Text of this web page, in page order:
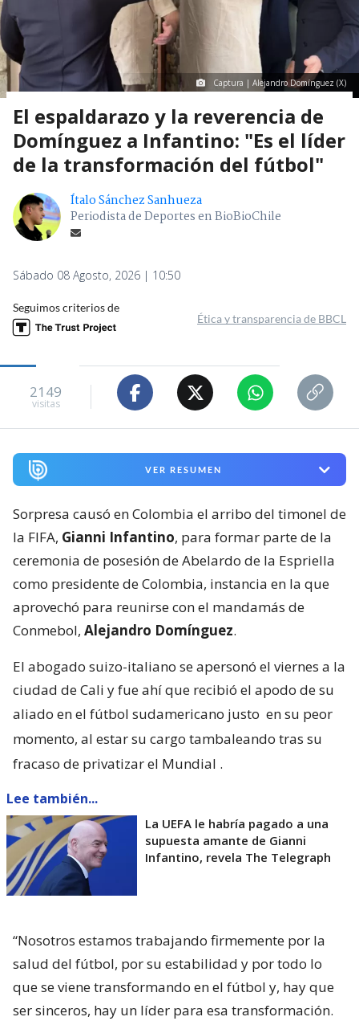
Captura | Alejandro Domínguez (X)
El espaldarazo y la reverencia de
Domínguez a Infantino: "Es el líder
de la transformación del fútbol"
Ítalo Sánchez Sanhueza
Periodista de Deportes en BioBioChile
Sábado 08 Agosto, 2026 | 10:50
Seguimos criterios de
Ética y transparencia de BBCL
2149
visitas
VER RESUMEN
Sorpresa causó en Colombia el arribo del timonel de
la FIFA, Gianni Infantino, para formar parte de la
ceremonia de posesión de Abelardo de la Espriella
como presidente de Colombia, instancia en la que
aprovechó para reunirse con el mandamás de
Conmebol, Alejandro Domínguez.
El abogado suizo-italiano se apersonó el viernes a la
ciudad de Cali y fue ahí que recibió el apodo de su
aliado en el fútbol sudamericano justo en su peor
momento, al estar su cargo tambaleando tras su
fracaso de privatizar el Mundial .
Lee también...
La UEFA le habría pagado a una
supuesta amante de Gianni
Infantino, revela The Telegraph
“Nosotros estamos trabajando firmemente por la
salud del fútbol, por su estabilidad y por todo lo
que se viene transformando en el fútbol y, hay que
ser sinceros, hay un líder para esa transformación.